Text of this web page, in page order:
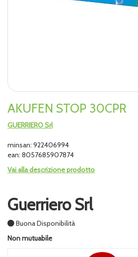
AKUFEN STOP 30CPR
GUERRIERO Srl
minsan: 922406994
ean: 8057685907874
Vai alla descrizione prodotto
Guerriero Srl
Buona Disponibilità
Non mutuabile